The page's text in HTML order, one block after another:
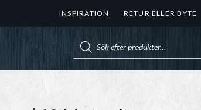
INSPIRATION RETUR ELLER BYTE